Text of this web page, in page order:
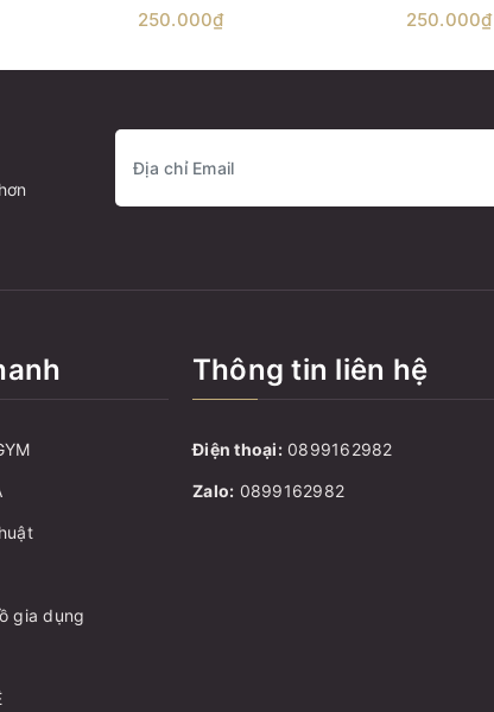
250.000₫ 250.000₫
gia dụng
Thông tin liên hệ
Điện thoại: 0899162982
Zalo: 0899162982